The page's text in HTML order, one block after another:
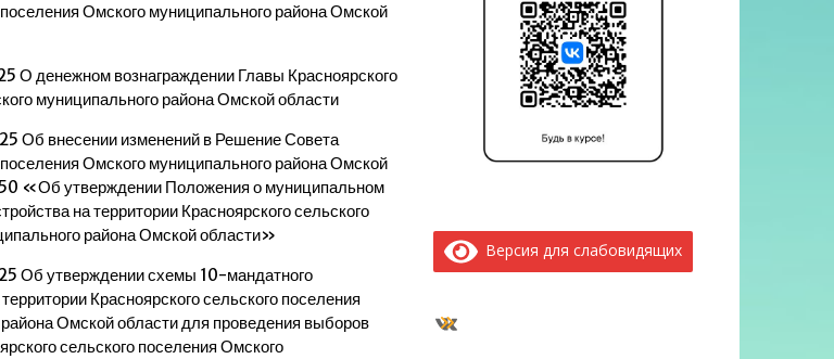
поселения Омского муниципального района Омской
О денежном вознаграждении Главы Красноярского
муниципального района Омской области
Об внесении изменений в Решение Совета
поселения Омского муниципального района Омской
«Об утверждении Положения о муниципальном
на территории Красноярского сельского
района Омской области»
Об утверждении схемы 10-мандатного
Красноярского сельского поселения
Омской области для проведения выборов
сельского поселения Омского
Версия для слабовидящих
ВКонтакте